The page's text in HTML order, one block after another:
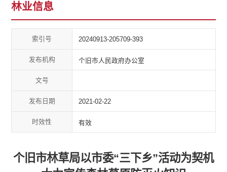
林业信息
索引号 20240913-205709-393
发布机构 个旧市人民政府办公室
文号
发布日期 2021-02-22
时效性 有效
个旧市林草局以市委“三下乡”活动为契机